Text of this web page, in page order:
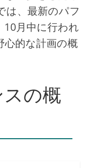
は、最新のパフ
10月中に行われ
心的な計画の概
の概